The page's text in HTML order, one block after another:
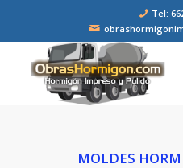
Tel:
MOLDES